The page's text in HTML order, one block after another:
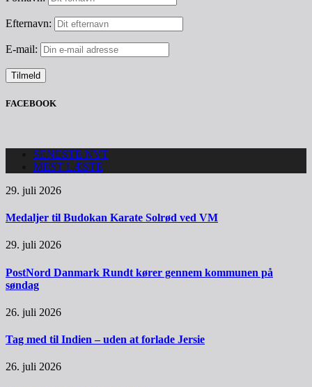
Efternavn:
E-mail:
FACEBOOK
SENESTE NYT
MEST LÆSTE
29. juli 2026
Medaljer til Budokan Karate Solrød ved VM
29. juli 2026
PostNord Danmark Rundt kører gennem kommunen på
søndag
26. juli 2026
Tag med til Indien – uden at forlade Jersie
26. juli 2026